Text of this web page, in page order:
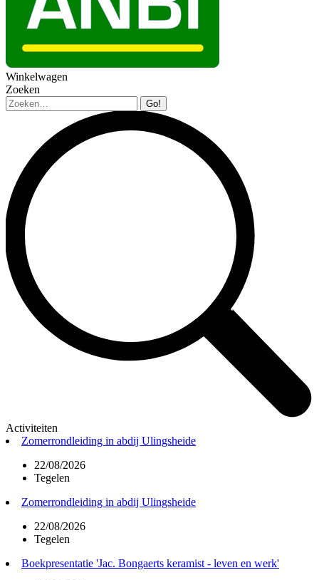
Winkelwagen
Zoeken
Zoeken:
Activiteiten
Zomerrondleiding in abdij Ulingsheide
22/08/2026
Tegelen
Zomerrondleiding in abdij Ulingsheide
22/08/2026
Tegelen
Boekpresentatie 'Jac. Bongaerts keramist - leven en werk'